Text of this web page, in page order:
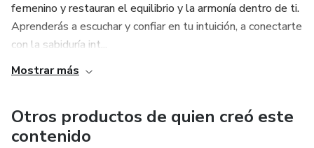
femenino y restauran el equilibrio y la armonía dentro de ti.
Aprenderás a escuchar y confiar en tu intuición, a conectarte
con la sabiduría int...
Mostrar más
Otros productos de quien creó este
contenido